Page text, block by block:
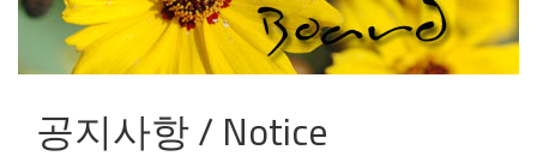
공지사항 / Notice